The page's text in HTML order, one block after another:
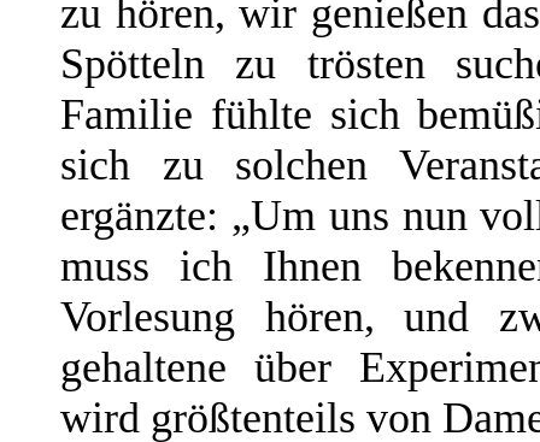
zu hören, wir genießen
Spötteln zu trösten
Familie fühlte sich
sich zu solchen
ergänzte: „Um uns nun
muss ich Ihnen
Vorlesung hören, und
gehaltene über
wird größtenteils von